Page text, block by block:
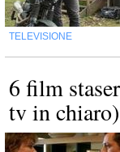
TELEVISIONE
6 film
tv in chiaro)